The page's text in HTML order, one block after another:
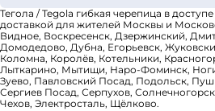
Тегола / Tegola гибкая черепица в
доставкой для жителей Москвы и
Видное, Воскресенск, Дзержинский,
Домодедово, Дубна, Егорьевск,
Коломна, Королёв, Котельники,
Лыткарино, Мытищи, Наро-Фоминск,
Зуево, Павловский Посад, Подольск,
Сергиев Посад, Серпухов,
Чехов, Электросталь, Щёлково.